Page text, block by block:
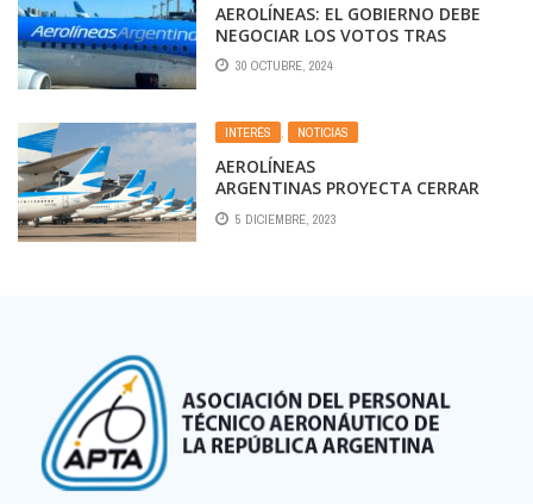
AEROLÍNEAS: EL GOBIERNO DEBE
NEGOCIAR LOS VOTOS TRAS
LOGRAR EL DICTAMEN
30 OCTUBRE, 2024
INTERÉS , NOTICIAS
AEROLÍNEAS
ARGENTINAS PROYECTA CERRAR
2023 CON GANANCIAS Y EXHIBE
LOGROS COMO DEFENSA LA
5 DICIEMBRE, 2023